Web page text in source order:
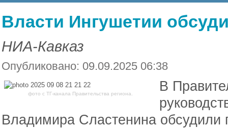
Власти Ингушетии
НИА-Кавказ
Опубликовано: 09.09.2025 06:38
фото с ТГ-канала Правительства региона.
В
Владимира Сластенина обсудили